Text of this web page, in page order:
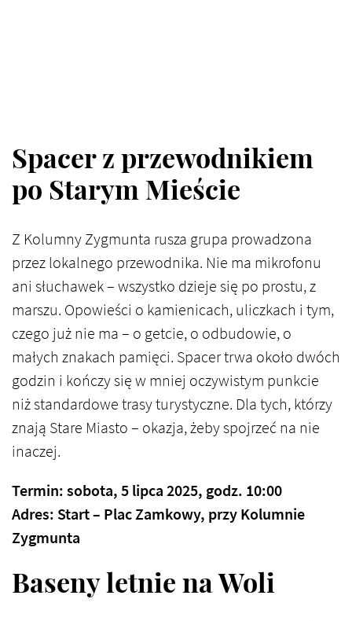
Spacer z przewodnikiem
po Starym Mieście
Z Kolumny Zygmunta rusza grupa prowadzona
przez lokalnego przewodnika. Nie ma mikrofonu
ani słuchawek – wszystko dzieje się po prostu, z
marszu. Opowieści o kamienicach, uliczkach i tym,
czego już nie ma – o getcie, o odbudowie, o
małych znakach pamięci. Spacer trwa około dwóch
godzin i kończy się w mniej oczywistym punkcie
niż standardowe trasy turystyczne. Dla tych, którzy
znają Stare Miasto – okazja, żeby spojrzeć na nie
inaczej.
Termin: sobota, 5 lipca 2025, godz. 10:00
Adres: Start – Plac Zamkowy, przy Kolumnie
Zygmunta
Baseny letnie na Woli